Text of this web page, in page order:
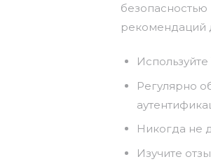
рекомендаций
Регулярно
Никогда не
Изучите